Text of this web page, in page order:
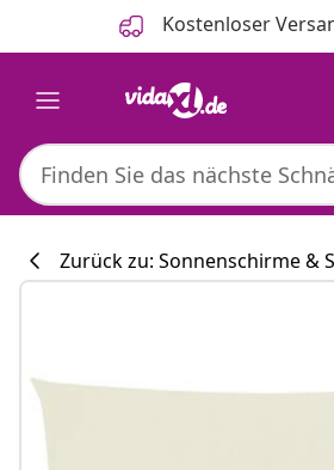
Kostenloser
Zurück zu: Sonnenschirme &